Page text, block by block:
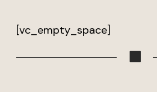
[vc_empty_space]